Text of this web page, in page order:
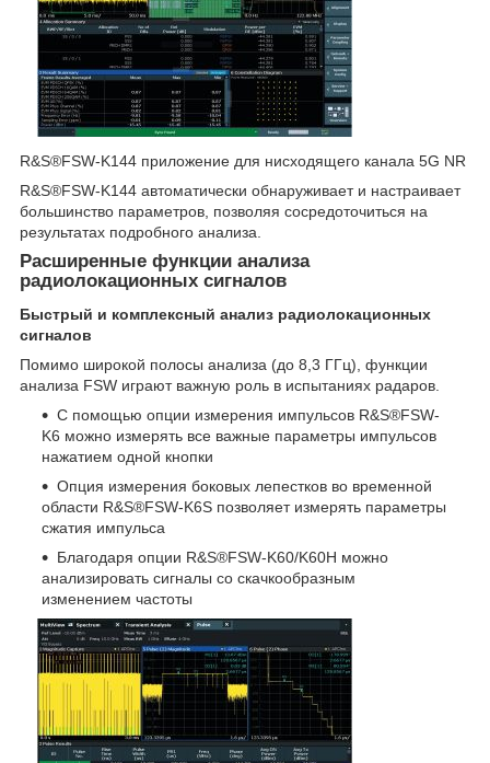
R&S®FSW-K144 приложение для нисходящего канала 5G NR
R&S®FSW-K144 автоматически обнаруживает и настраивает
большинство параметров, позволяя сосредоточиться на
результатах подробного анализа.
Расширенные функции анализа
радиолокационных сигналов
Быстрый и комплексный анализ радиолокационных
сигналов
Помимо широкой полосы анализа (до 8,3 ГГц), функции
анализа FSW играют важную роль в испытаниях радаров.
С помощью опции измерения импульсов R&S®FSW-
K6 можно измерять все важные параметры импульсов
нажатием одной кнопки
Опция измерения боковых лепестков во временной
области R&S®FSW-K6S позволяет измерять параметры
сжатия импульса
Благодаря опции R&S®FSW-K60/K60H можно
анализировать сигналы со скачкообразным
изменением частоты